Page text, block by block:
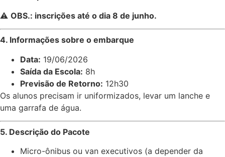
⚠️ OBS.: inscrições até o dia 8 de junho.
4. Informações sobre o embarque
Data: 19/06/2026
Saída da Escola: 8h
Previsão de Retorno: 12h30
Os alunos precisam ir uniformizados, levar um lanche e
uma garrafa de água.
5. Descrição do Pacote
Micro-ônibus ou van executivos (a depender da